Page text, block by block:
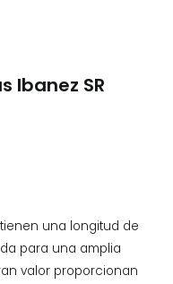
Ibanez SR
una longitud de
para una amplia
valor proporcionan